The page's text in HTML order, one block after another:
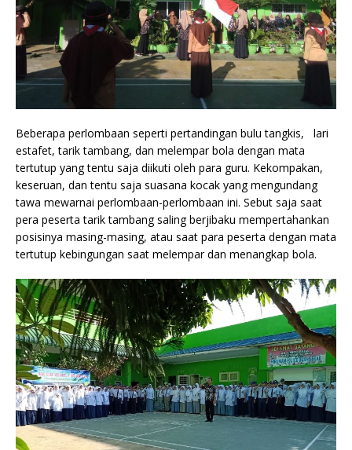
Beberapa perlombaan seperti pertandingan bulu tangkis, lari
estafet, tarik tambang, dan melempar bola dengan mata
tertutup yang tentu saja diikuti oleh para guru. Kekompakan,
keseruan, dan tentu saja suasana kocak yang mengundang
tawa mewarnai perlombaan-perlombaan ini. Sebut saja saat
pera peserta tarik tambang saling berjibaku mempertahankan
posisinya masing-masing, atau saat para peserta dengan mata
tertutup kebingungan saat melempar dan menangkap bola.